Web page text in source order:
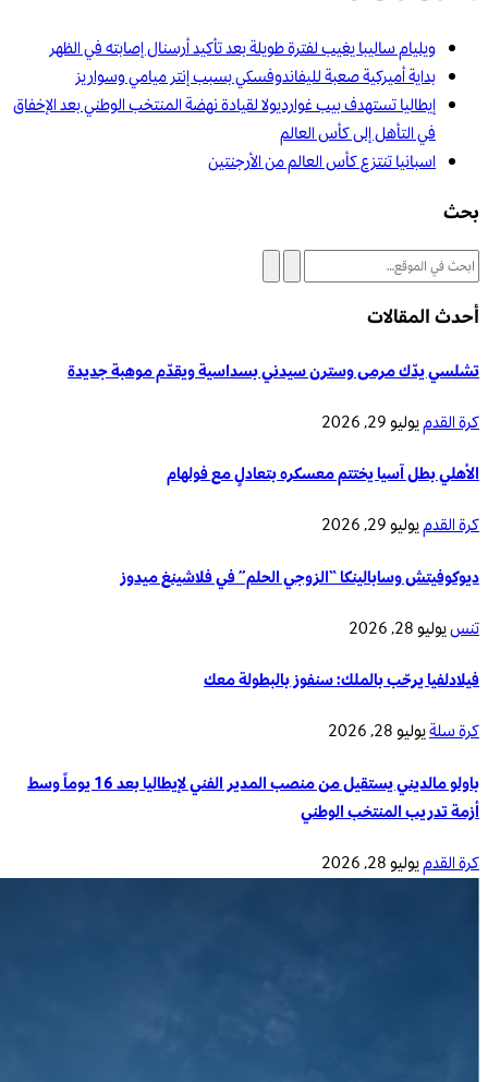
ويليام ساليبا يغيب لفترة طويلة بعد تأكيد أرسنال إصابته في الظهر
بداية أميركية صعبة لليفاندوفسكي بسبب إنتر ميامي وسواريز
إيطاليا تستهدف بيب غوارديولا لقيادة نهضة المنتخب الوطني بعد الإخفاق
في التأهل إلى كأس العالم
اسبانيا تنتزع كأس العالم من الأرجنتين
بحث
أحدث المقالات
تشلسي يدّك مرمى وسترن سيدني بسداسية ويقدّم موهبة جديدة
كرة القدميوليو 29, 2026
الأهلي بطل آسيا يختتم معسكره بتعادلٍ مع فولهام
كرة القدميوليو 29, 2026
ديوكوفيتش وسابالينكا “الزوجي الحلم” في فلاشينغ ميدوز
تنسيوليو 28, 2026
فيلادلفيا يرحّب بالملك: سنفوز بالبطولة معك
كرة سلةيوليو 28, 2026
باولو مالديني يستقيل من منصب المدير الفني لإيطاليا بعد 16 يوماً وسط
أزمة تدريب المنتخب الوطني
كرة القدميوليو 28, 2026